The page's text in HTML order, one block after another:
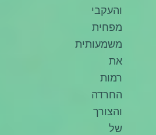
והעקבי
מפחית
משמעותית
את
רמות
החרדה
והצורך
של